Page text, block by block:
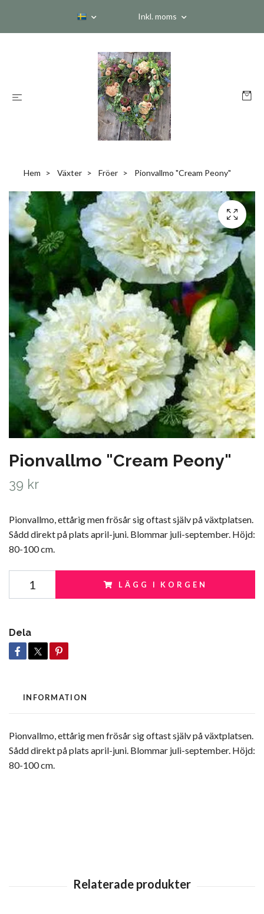
Inkl. moms
Hem Växter Fröer Pionvallmo "Cream Peony"
Pionvallmo "Cream Peony"
39 kr
Pionvallmo, ettårig men frösår sig oftast själv på växtplatsen.
Sådd direkt på plats april-juni. Blommar juli-september. Höjd:
80-100 cm.
LÄGG I KORGEN
Dela
INFORMATION
Pionvallmo, ettårig men frösår sig oftast själv på växtplatsen.
Sådd direkt på plats april-juni. Blommar juli-september. Höjd:
80-100 cm.